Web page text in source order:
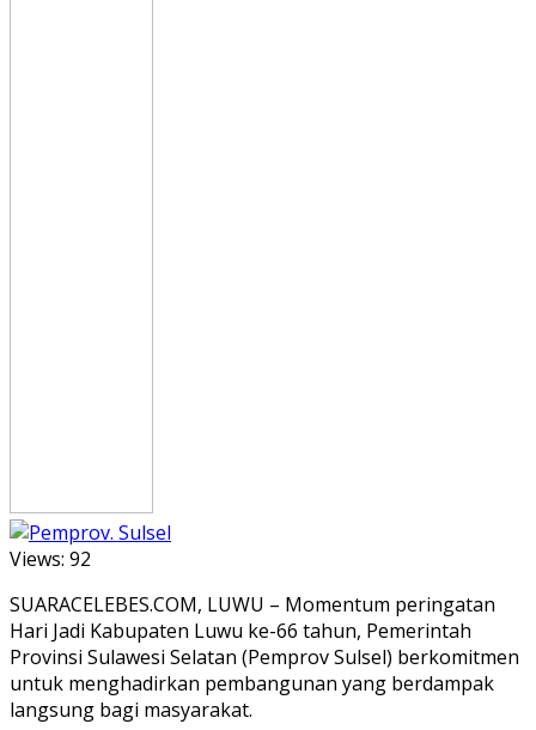
Views: 92
SUARACELEBES.COM, LUWU – Momentum peringatan
Hari Jadi Kabupaten Luwu ke-66 tahun, Pemerintah
Provinsi Sulawesi Selatan (Pemprov Sulsel) berkomitmen
untuk menghadirkan pembangunan yang berdampak
langsung bagi masyarakat.